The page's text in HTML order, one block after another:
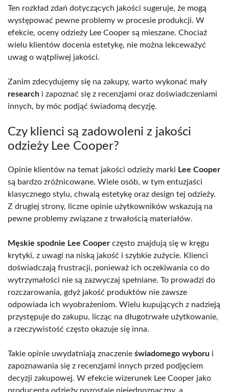
Ten rozkład zdań dotyczących jakości sugeruje, że mogą
występować pewne problemy w procesie produkcji. W
efekcie, oceny odzieży Lee Cooper są mieszane. Chociaż
wielu klientów docenia estetykę, nie można lekceważyć
uwag o wątpliwej jakości.
Zanim zdecydujemy się na zakupy, warto wykonać mały
research i zapoznać się z recenzjami oraz doświadczeniami
innych, by móc podjąć świadomą decyzję.
Czy klienci są zadowoleni z jakości
odzieży Lee Cooper?
Opinie klientów na temat jakości odzieży marki Lee Cooper
są bardzo zróżnicowane. Wiele osób, w tym entuzjaści
klasycznego stylu, chwalą estetykę oraz design tej odzieży.
Z drugiej strony, liczne opinie użytkowników wskazują na
pewne problemy związane z trwałością materiałów.
Męskie spodnie Lee Cooper często znajdują się w kręgu
krytyki, z uwagi na niską jakość i szybkie zużycie. Klienci
doświadczają frustracji, ponieważ ich oczekiwania co do
wytrzymałości nie są zazwyczaj spełniane. To prowadzi do
rozczarowania, gdyż jakość produktów nie zawsze
odpowiada ich wyobrażeniom. Wielu kupujących z nadzieją
przystępuje do zakupu, licząc na długotrwałe użytkowanie,
a rzeczywistość często okazuje się inna.
Takie opinie uwydatniają znaczenie świadomego wyboru i
zapoznawania się z recenzjami innych przed podjęciem
decyzji zakupowej. W efekcie wizerunek Lee Cooper jako